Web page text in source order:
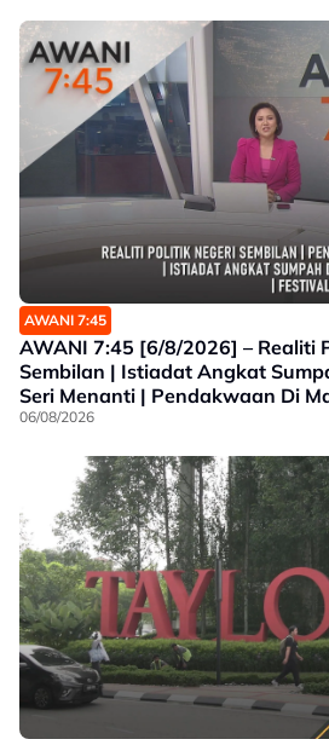
AWANI 7:45
AWANI 7:45 [6/8/2026] – Realiti
Sembilan | Istiadat Angkat
Seri Menanti | Pendakwaan Di
Festival Filem Antarabangsa
06/08/2026